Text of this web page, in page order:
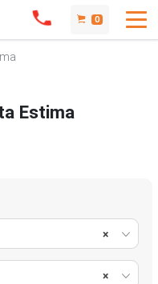
0
Estima
×
×